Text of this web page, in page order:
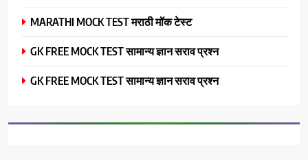
MARATHI MOCK TEST मराठी मॉक टेस्ट
GK FREE MOCK TEST सामान्य ज्ञान सराव प्रश्न
GK FREE MOCK TEST सामान्य ज्ञान सराव प्रश्न